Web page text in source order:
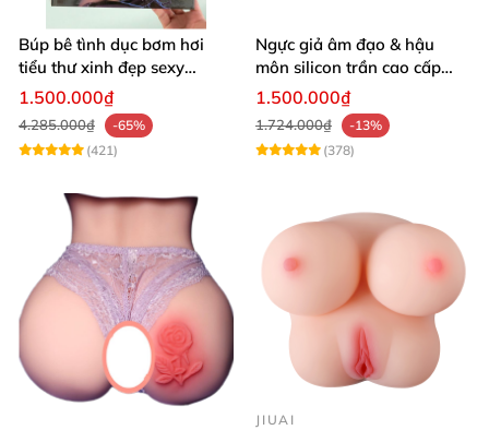
Búp bê tình dục bơm hơi
tiểu thư xinh đẹp sexy
quyến rũ rung rên như thật
1.500.000₫
4.285.000₫
-65%
(421)
Ngực giả âm đạo & hậu
môn silicon trần cao cấp
mềm mịn - Man
Mastuebator 3kg
1.500.000₫
1.724.000₫
-13%
(378)
JIUAI